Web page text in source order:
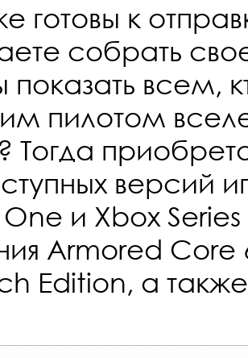
готовы к
собрать
показать всем,
пилотом
Тогда
версий
и Xbox
Armored Core
Edition, а